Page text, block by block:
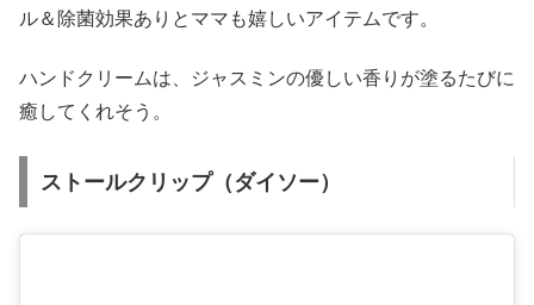
ル＆除菌効果ありとママも嬉しいアイテムです。
ハンドクリームは、ジャスミンの優しい香りが塗るたびに
癒してくれそう。
ストールクリップ（ダイソー）